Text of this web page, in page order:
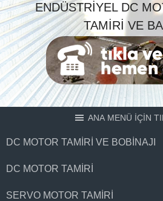
ENDÜSTRIYEL DC
TAMIRI VE
ANA MENÜ İÇİN
DC MOTOR TAMIRI VE BOBINAJI
DC MOTOR TAMIRI
SERVO MOTOR TAMIRI